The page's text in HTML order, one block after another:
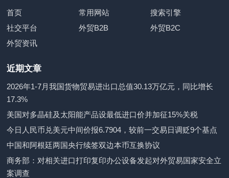
首页 常用网站
搜索引擎
社交平台
外贸B2B
外贸B2C
外贸资讯
近期文章
2026年1-7月我国货物贸易进出口总值30.13万亿元，同比增长
17.3%
美国对多晶硅及太阳能产品设最低进口价并加征15%关税
今日人民币兑美元中间价报6.7904，较前一交易日调贬9个基点
中国和阿根廷两国央行续签双边本币互换协议
商务部：对相关进口打印复印办公设备发起对外贸易国家安全立
案调查